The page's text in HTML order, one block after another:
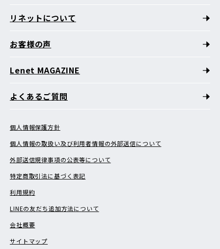
リネットについて
お客様の声
Lenet MAGAZINE
よくあるご質問
個人情報保護方針
個人情報の取扱い及び利用者情報の外部送信について
外部送信規律事項の公表等について
特定商取引法に基づく表記
利用規約
LINEの友だち追加方法について
会社概要
サイトマップ